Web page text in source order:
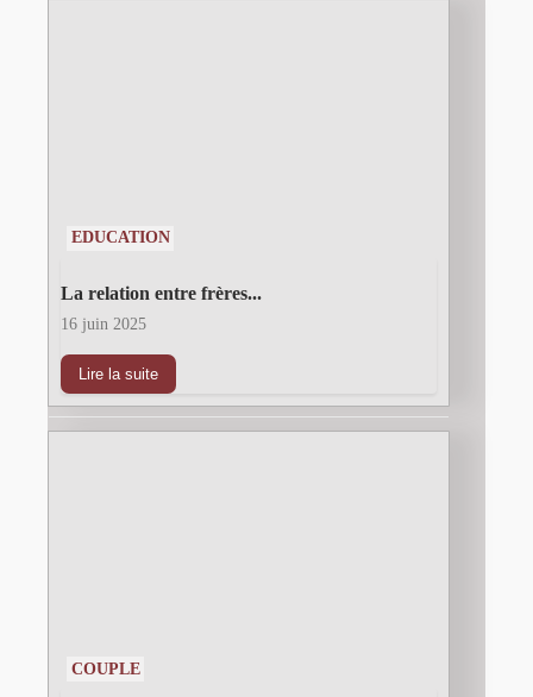
EDUCATION
La relation entre frères...
16 juin 2025
Lire la suite
COUPLE